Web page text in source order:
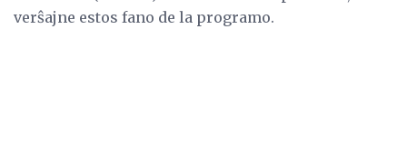
verŝajne estos fano de la programo.